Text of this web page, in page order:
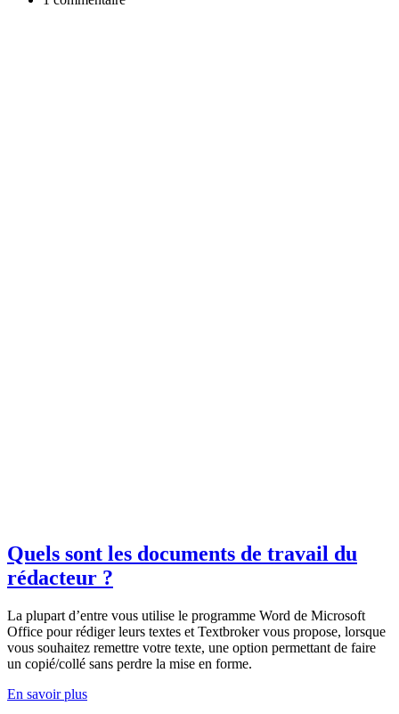
Quels sont les documents de travail du
rédacteur ?
La plupart d’entre vous utilise le programme Word de Microsoft
Office pour rédiger leurs textes et Textbroker vous propose, lorsque
vous souhaitez remettre votre texte, une option permettant de faire
un copié/collé sans perdre la mise en forme.
En savoir plus